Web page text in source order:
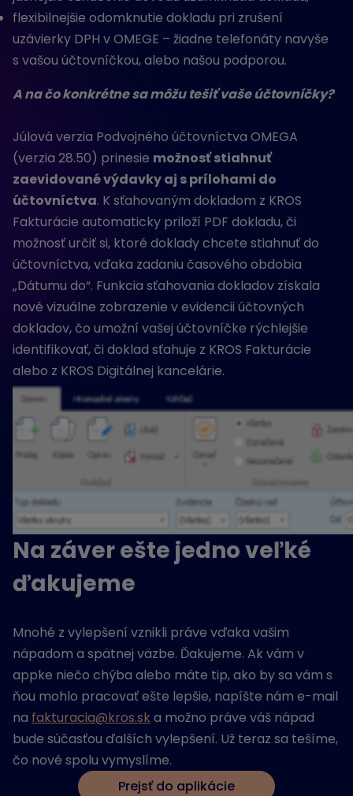
flexibilnejšie odomknutie dokladu pri zrušení
uzávierky DPH v OMEGE – žiadne telefonáty navyše
s vašou účtovníčkou, alebo našou podporou.
A na čo konkrétne sa môžu tešiť vaše účtovníčky?
Júlová verzia Podvojného účtovníctva OMEGA
(verzia 28.50) prinesie možnosť stiahnuť
zaevidované výdavky aj s prílohami do
účtovníctva. K sťahovaným dokladom z KROS
Fakturácie automaticky priloží PDF dokladu, či
možnosť určiť si, ktoré doklady chcete stiahnuť do
účtovníctva, vďaka zadaniu časového obdobia
„Dátumu do“. Funkcia sťahovania dokladov získala
nové vizuálne zobrazenie v evidencii účtovných
dokladov, čo umožní vašej účtovníčke rýchlejšie
identifikovať, či doklad sťahuje z KROS Fakturácie
alebo z KROS Digitálnej kancelárie.
Na záver ešte jedno veľké
ďakujeme
Mnohé z vylepšení vznikli práve vďaka vašim
nápadom a spätnej väzbe. Ďakujeme. Ak vám v
appke niečo chýba alebo máte tip, ako by sa vám s
ňou mohlo pracovať ešte lepšie, napíšte nám e-mail
na fakturacia@kros.sk a možno práve váš nápad
bude súčasťou ďalších vylepšení. Už teraz sa tešíme,
čo nové spolu vymyslíme.
Prejsť do aplikácie